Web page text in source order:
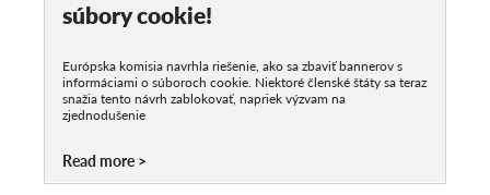
súbory cookie!
Európska komisia navrhla riešenie, ako sa zbaviť bannerov s
informáciami o súboroch cookie. Niektoré členské štáty sa teraz
snažia tento návrh zablokovať, napriek výzvam na
zjednodušenie
Read more